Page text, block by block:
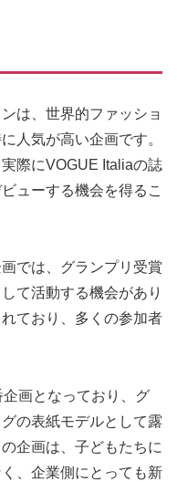
は、世界的ファッショ
人気が高い企画です。
際にVOGUE Italiaの誌
ューする機会を得るこ
では、グランプリ受賞
て活動する機会があり
ており、多くの参加者
画となっており、グ
の表紙モデルとして露
企画は、子どもたちに
、企業側にとっても新